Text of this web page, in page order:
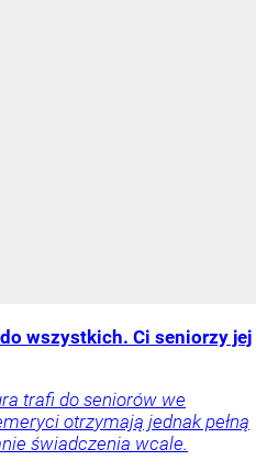
wszystkich. Ci seniorzy jej
trafi do seniorów we
otrzymają jednak pełną
świadczenia wcale.